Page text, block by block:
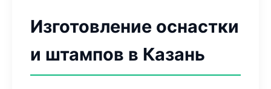
Изготовление оснастки
и штампов в Казань